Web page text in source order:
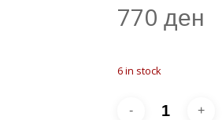
770 ден
6 in stock